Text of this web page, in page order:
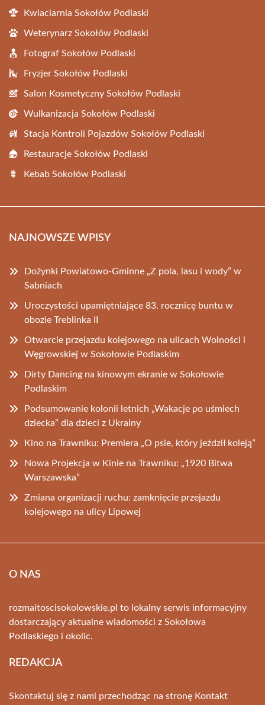
Kwiaciarnia Sokołów Podlaski
Weterynarz Sokołów Podlaski
Fotograf Sokołów Podlaski
Fryzjer Sokołów Podlaski
Salon Kosmetyczny Sokołów Podlaski
Wulkanizacja Sokołów Podlaski
Stacja Kontroli Pojazdów Sokołów Podlaski
Restauracje Sokołów Podlaski
Kebab Sokołów Podlaski
NAJNOWSZE WPISY
Dożynki Powiatowo-Gminne „Z pola, lasu i wody” w
Sabniach
Uroczystości upamiętniające 83. rocznicę buntu w
obozie Treblinka II
Otwarcie przejazdu kolejowego na ulicach Wolności i
Węgrowskiej w Sokołowie Podlaskim
Dirty Dancing na kinowym ekranie w Sokołowie
Podlaskim
Podsumowanie kolonii letnich „Wakacje po uśmiech
dziecka” dla dzieci z Ukrainy
Kino na Trawniku: Premiera „O psie, który jeździł koleją”
Nowa Projekcja w Kinie na Trawniku: „1920 Bitwa
Warszawska”
Zmiana organizacji ruchu: zamknięcie przejazdu
kolejowego na ulicy Lipowej
O NAS
rozmaitoscisokolowskie.pl to lokalny serwis informacyjny
dostarczający aktualne wiadomości z Sokołowa
Podlaskiego i okolic.
REDAKCJA
Skontaktuj się z nami przechodząc na stronę Kontakt